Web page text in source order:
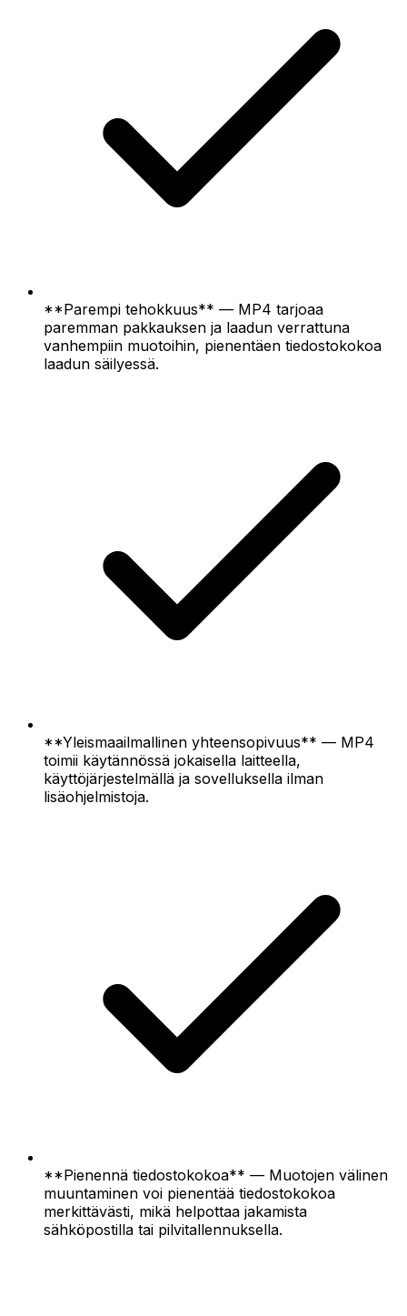
**Parempi tehokkuus** — MP4 tarjoaa
paremman pakkauksen ja laadun verrattuna
vanhempiin muotoihin, pienentäen tiedostokokoa
laadun säilyessä.
**Yleismaailmallinen yhteensopivuus** — MP4
toimii käytännössä jokaisella laitteella,
käyttöjärjestelmällä ja sovelluksella ilman
lisäohjelmistoja.
**Pienennä tiedostokokoa** — Muotojen välinen
muuntaminen voi pienentää tiedostokokoa
merkittävästi, mikä helpottaa jakamista
sähköpostilla tai pilvitallennuksella.